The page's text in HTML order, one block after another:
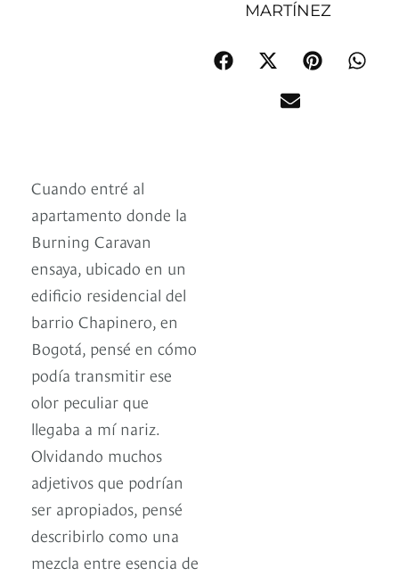
MARTÍNEZ
Cuando entré al
apartamento donde la
Burning Caravan
ensaya, ubicado en un
edificio residencial del
barrio Chapinero, en
Bogotá, pensé en cómo
podía transmitir ese
olor peculiar que
llegaba a mí nariz.
Olvidando muchos
adjetivos que podrían
ser apropiados, pensé
describirlo como una
mezcla entre esencia de